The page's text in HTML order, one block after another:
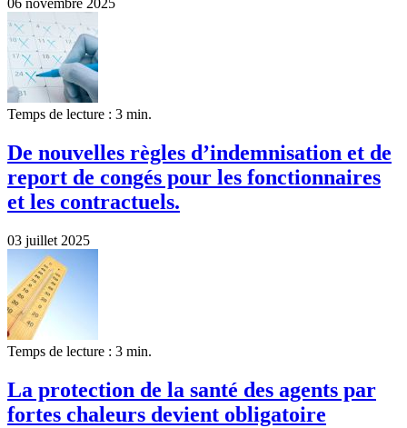
06 novembre 2025
Temps de lecture : 3 min.
De nouvelles règles d’indemnisation et de
report de congés pour les fonctionnaires
et les contractuels.
03 juillet 2025
Temps de lecture : 3 min.
La protection de la santé des agents par
fortes chaleurs devient obligatoire